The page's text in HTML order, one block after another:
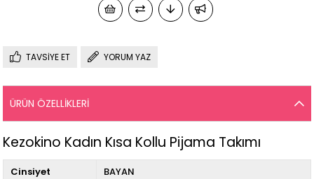
TAVSIYE ET YORUM YAZ
ÜRÜN ÖZELLIKLERI
Kezokino Kadın Kısa Kollu Pijama Takımı
Cinsiyet BAYAN